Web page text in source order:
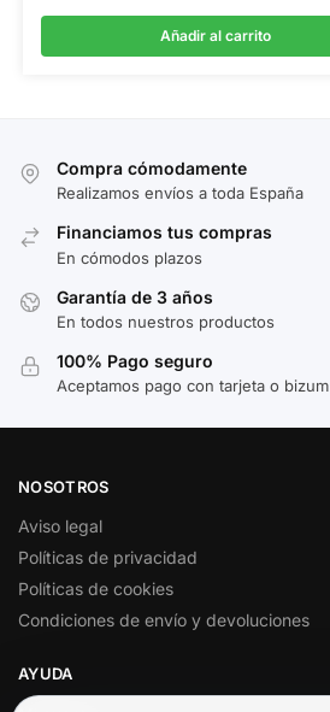
Añadir al carrito
Compra cómodamente
Realizamos envíos a toda España
Financiamos tus compras
En cómodos plazos
Garantía de 3 años
En todos nuestros productos
100% Pago seguro
Aceptamos pago con tarjeta o bizum
NOSOTROS
Aviso legal
Políticas de privacidad
Políticas de cookies
Condiciones de envío y devoluciones
AYUDA